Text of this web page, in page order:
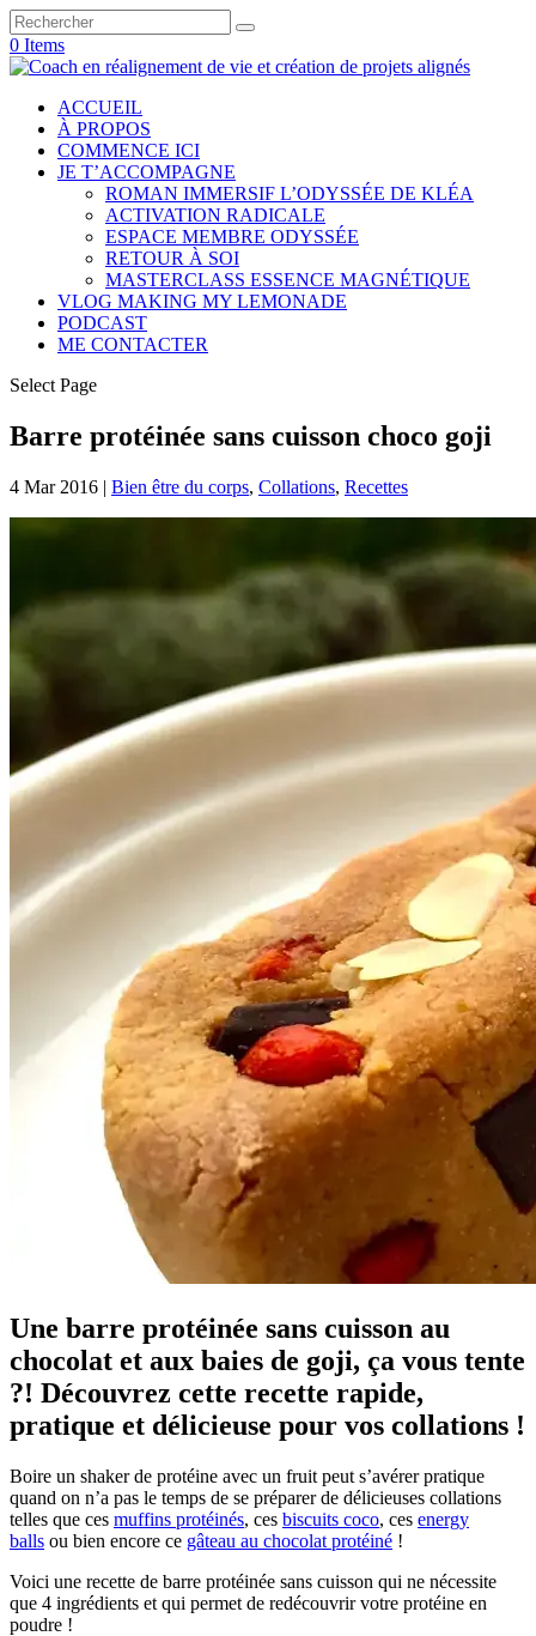
0 Items
ACCUEIL
À PROPOS
COMMENCE ICI
JE T’ACCOMPAGNE
ROMAN IMMERSIF L’ODYSSÉE DE KLÉA
ACTIVATION RADICALE
ESPACE MEMBRE ODYSSÉE
RETOUR À SOI
MASTERCLASS ESSENCE MAGNÉTIQUE
VLOG MAKING MY LEMONADE
PODCAST
ME CONTACTER
Select Page
Barre protéinée sans cuisson choco goji
4 Mar 2016 | Bien être du corps, Collations, Recettes
Une barre protéinée sans cuisson au
chocolat et aux baies de goji, ça vous tente
?! Découvrez cette recette rapide,
pratique et délicieuse pour vos collations !
Boire un shaker de protéine avec un fruit peut s’avérer pratique
quand on n’a pas le temps de se préparer de délicieuses collations
telles que ces muffins protéinés, ces biscuits coco, ces energy
balls ou bien encore ce gâteau au chocolat protéiné !
Voici une recette de barre protéinée sans cuisson qui ne nécessite
que 4 ingrédients et qui permet de redécouvrir votre protéine en
poudre !